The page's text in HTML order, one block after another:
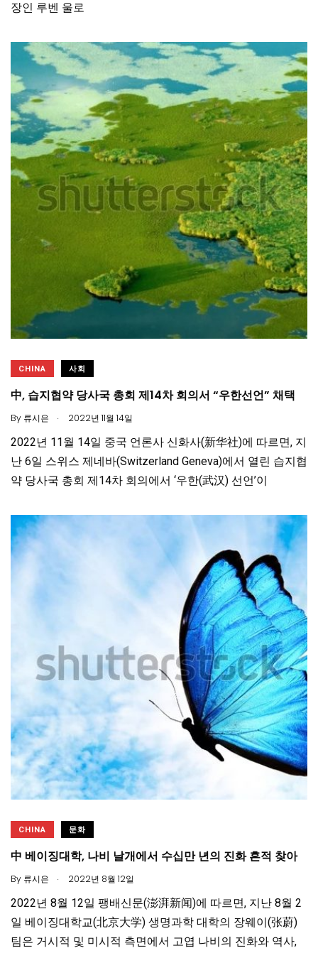
장인 루벤 울로
CHINA 사회
中, 습지협약 당사국 총회 제14차 회의서 “우한선언” 채택
By 류시은 . 2022년 11월 14일
2022년 11월 14일 중국 언론사 신화사(新华社)에 따르면, 지
난 6일 스위스 제네바(Switzerland Geneva)에서 열린 습지협
약 당사국 총회 제14차 회의에서 ‘우한(武汉) 선언’이
CHINA 문화
中 베이징대학, 나비 날개에서 수십만 년의 진화 흔적 찾아
By 류시은 . 2022년 8월 12일
2022년 8월 12일 팽배신문(澎湃新闻)에 따르면, 지난 8월 2
일 베이징대학교(北京大学) 생명과학 대학의 장웨이(张蔚)
팀은 거시적 및 미시적 측면에서 고엽 나비의 진화와 역사,